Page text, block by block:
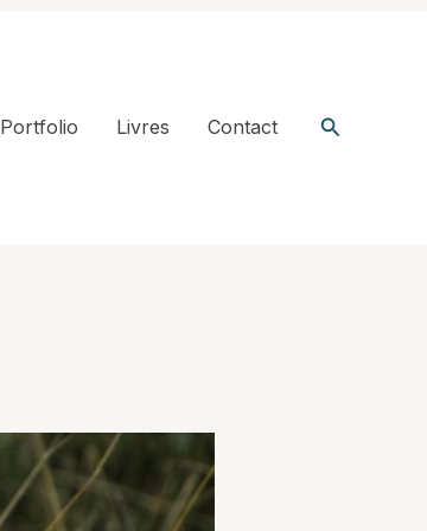
Portfolio Livres Contact